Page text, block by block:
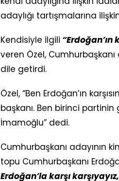
adaylığı tartışmalarına
Kendisiyle ilgili
veren Özel, Cumhurbaşkanı
dile getirdi.
Özel, “Ben Erdoğan’ın
başkanı. Ben birinci partinin
İmamoğlu” dedi.
Cumhurbaşkanı adayının
topu Cumhurbaşkanı
Erdoğan’la karşı